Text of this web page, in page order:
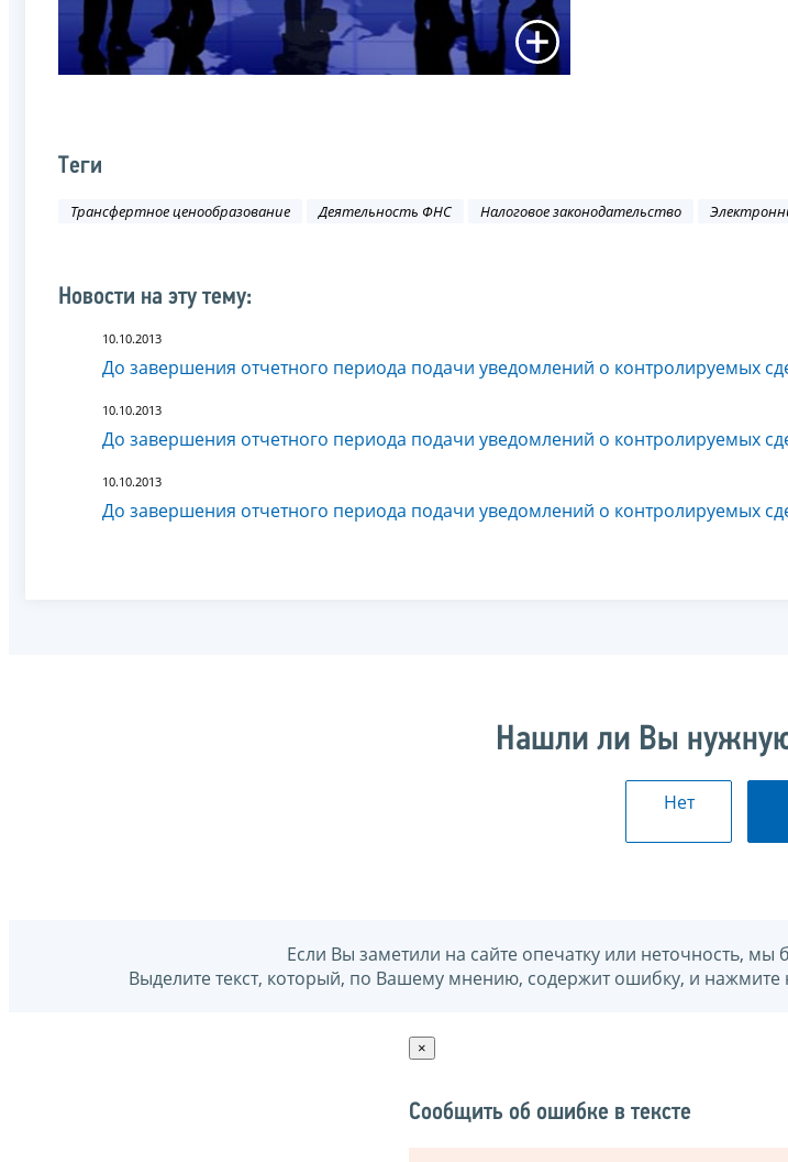
Теги
Трансфертное ценообразование Деятельность ФНС Налоговое законодательство
Новости на эту тему:
10.10.2013
До завершения отчетного периода подачи уведомлений о контролируемых
10.10.2013
До завершения отчетного периода подачи уведомлений о контролируемых
10.10.2013
До завершения отчетного периода подачи уведомлений о контролируемых
Нашли ли Вы
Нет
Если Вы заметили на сайте опечатку или неточность,
Выделите текст, который, по Вашему мнению, содержит ошибку, и
×
Сообщить об ошибке в тексте